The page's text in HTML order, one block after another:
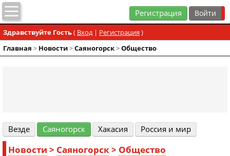
Регистрация
Здравствуйте Гость( Вход| Регистрация )
Главная > Новости>Cаяногорск>Общество
Везде Cаяногорск Хакасия Россия и мир
Новости > Cаяногорск> Общество